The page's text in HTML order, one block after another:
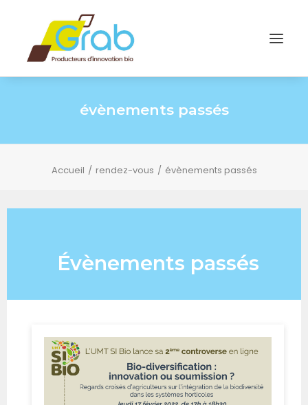
évènements passés
Accueil rendez-vous évènements passés
Évènements passés